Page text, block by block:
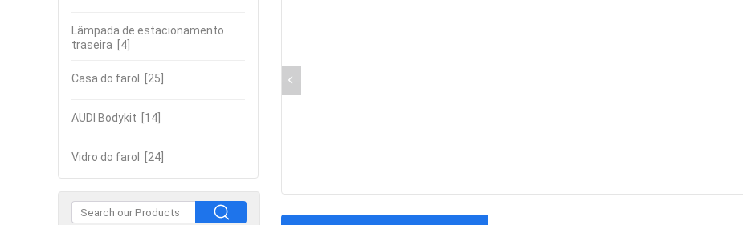
Lâmpada de estacionamento
traseira [4]
Casa do farol [25]
AUDI Bodykit [14]
Vidro do farol [24]